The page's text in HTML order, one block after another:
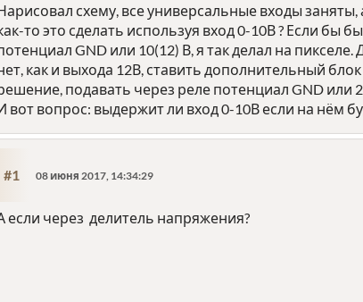
схему, все универсальные входы
то это сделать используя вход 0-10В ? Если
GND или 10(12) В, я так делал на
как и выхода 12В, ставить дополнительный
подавать через реле потенциал GND или
вот вопрос: выдержит ли вход 0-10В если на нём
#1 08 июня 2017, 14:34:29
если через делитель напряжения?